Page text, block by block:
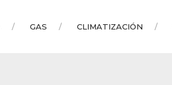
GAS CLIMATIZACIÓN